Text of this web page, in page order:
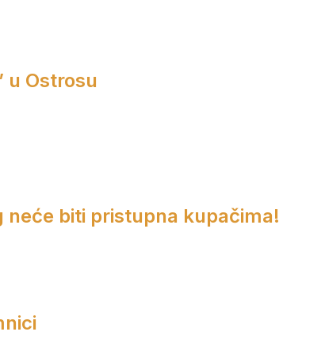
u Ostrosu
neće biti pristupna kupačima!